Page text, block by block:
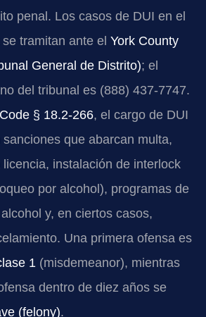
penal. Los casos de DUI en el
tramitan ante el York County
General de Distrito); el
del tribunal es (888) 437-7747.
§ 18.2-266, el cargo de DUI
que abarcan multa,
instalación de interlock
por alcohol), programas de
y, en ciertos casos,
Una primera ofensa es
1 (misdemeanor), mientras
dentro de diez años se
(felony).